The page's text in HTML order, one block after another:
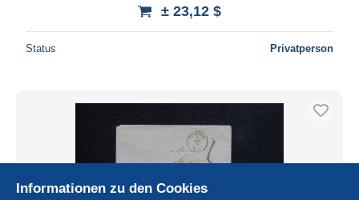
± 23,12 $
Status Privatperson
Informationen zu den Cookies